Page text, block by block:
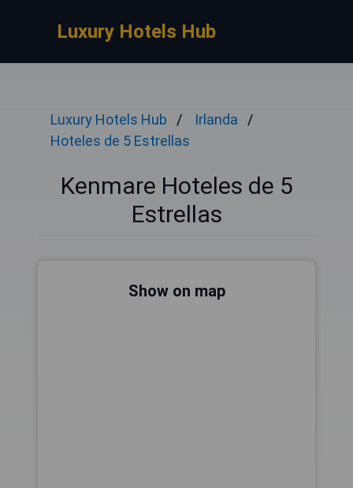
Luxury Hotels Hub
Luxury Hotels Hub
Irlanda
Hoteles de 5 Estrellas
Kenmare Hoteles de 5
Estrellas
Show on map